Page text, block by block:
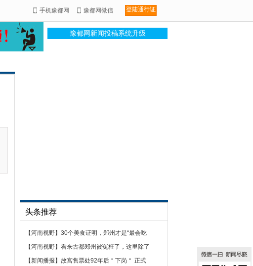
手机豫都网 豫都网微信 登陆通行证
豫都网新闻投稿系统升级
头条推荐
【河南视野】 30个美食证明，郑州才是“最会吃
【河南视野】 看来古都郑州被冤枉了，这里除了
【新闻播报 】 故宫售票处92年后＂下岗＂ 正式